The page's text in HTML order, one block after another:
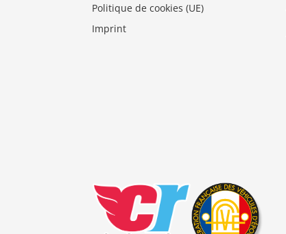
Politique de cookies (UE)
Imprint